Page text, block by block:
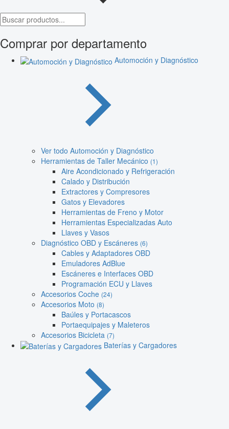
Comprar por departamento
Automoción y Diagnóstico
Ver todo Automoción y Diagnóstico
Herramientas de Taller Mecánico (1)
Aire Acondicionado y Refrigeración
Calado y Distribución
Extractores y Compresores
Gatos y Elevadores
Herramientas de Freno y Motor
Herramientas Especializadas Auto
Llaves y Vasos
Diagnóstico OBD y Escáneres (6)
Cables y Adaptadores OBD
Emuladores AdBlue
Escáneres e Interfaces OBD
Programación ECU y Llaves
Accesorios Coche (24)
Accesorios Moto (8)
Baúles y Portacascos
Portaequipajes y Maleteros
Accesorios Bicicleta (7)
Baterías y Cargadores